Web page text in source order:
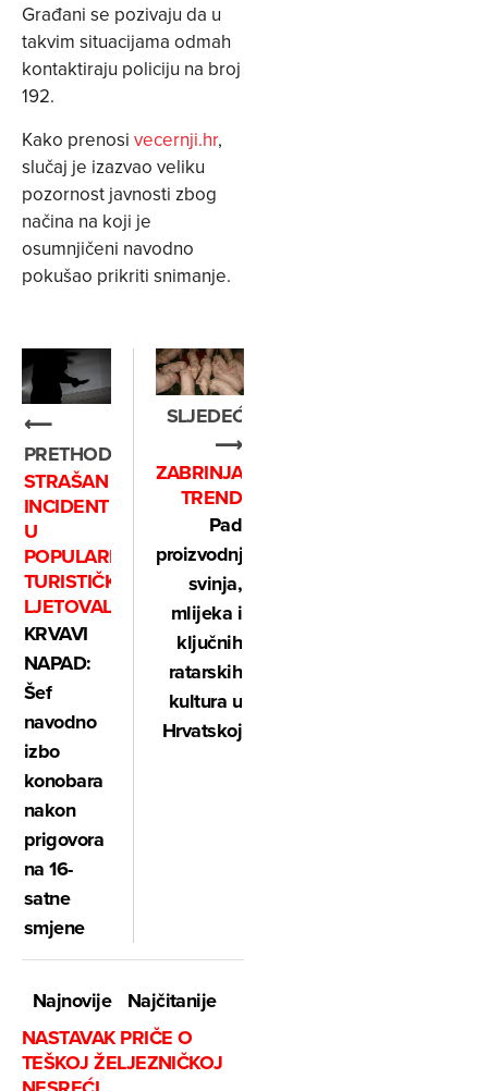
Građani se pozivaju da u
takvim situacijama odmah
kontaktiraju policiju na broj
192.
Kako prenosi vecernji.hr,
slučaj je izazvao veliku
pozornost javnosti zbog
načina na koji je
osumnjičeni navodno
pokušao prikriti snimanje.
⟵
PRETHODNO
STRAŠAN
INCIDENT
U
POPULARNOM
TURISTIČKOM
LJETOVALIŠTU
KRVAVI
NAPAD:
Šef
navodno
izbo
konobara
nakon
prigovora
na 16-
satne
smjene
SLJEDEĆE
⟶
ZABRINJAVAJUĆI
TREND
Pad
proizvodnje
svinja,
mlijeka i
ključnih
ratarskih
kultura u
Hrvatskoj
Najnovije
Najčitanije
NASTAVAK PRIČE O
TEŠKOJ ŽELJEZNIČKOJ